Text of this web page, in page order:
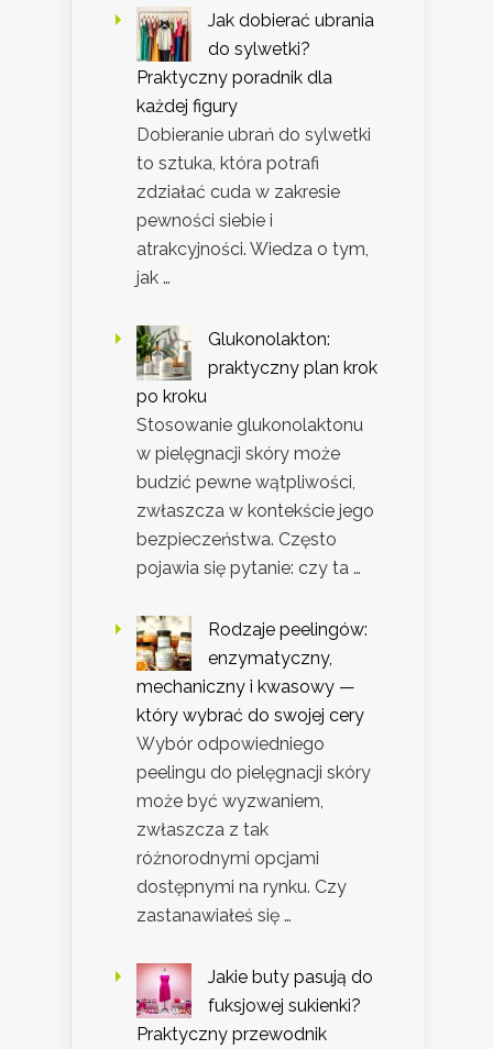
Jak dobierać ubrania
do sylwetki?
Praktyczny poradnik dla
każdej figury
Dobieranie ubrań do sylwetki
to sztuka, która potrafi
zdziałać cuda w zakresie
pewności siebie i
atrakcyjności. Wiedza o tym,
jak …
Glukonolakton:
praktyczny plan krok
po kroku
Stosowanie glukonolaktonu
w pielęgnacji skóry może
budzić pewne wątpliwości,
zwłaszcza w kontekście jego
bezpieczeństwa. Często
pojawia się pytanie: czy ta …
Rodzaje peelingów:
enzymatyczny,
mechaniczny i kwasowy —
który wybrać do swojej cery
Wybór odpowiedniego
peelingu do pielęgnacji skóry
może być wyzwaniem,
zwłaszcza z tak
różnorodnymi opcjami
dostępnymi na rynku. Czy
zastanawiałeś się …
Jakie buty pasują do
fuksjowej sukienki?
Praktyczny przewodnik